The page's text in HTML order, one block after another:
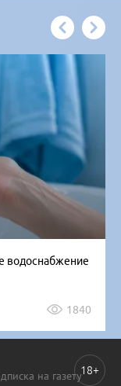
водоснабжение
1840
на газету18+